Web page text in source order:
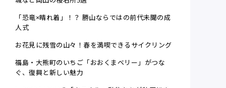
「恐竜×晴れ着」！？ 勝山ならではの前代未聞の成
人式
お花見に残雪の山々！春を満喫できるサイクリング
福島・大熊町のいちご「おおくまベリー」がつな
ぐ、復興と新しい魅力